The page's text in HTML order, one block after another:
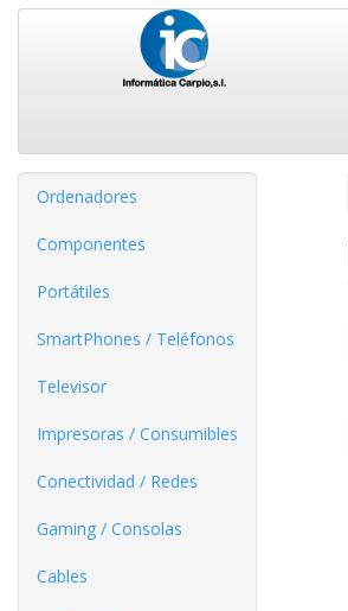
Ordenadores
Componentes
Portátiles
SmartPhones / Teléfonos
Televisor
Impresoras / Consumibles
Conectividad / Redes
Gaming / Consolas
Cables